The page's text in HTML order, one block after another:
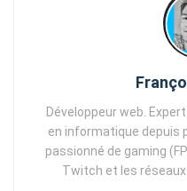
Développeur web.
en informatique depuis
passionné de gaming
Twitch et les réseaux